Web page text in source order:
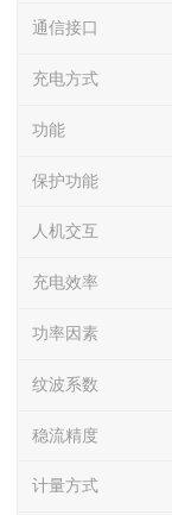
通信接口
充电方式
功能
保护功能
人机交互
充电效率
功率因素
纹波系数
稳流精度
计量方式